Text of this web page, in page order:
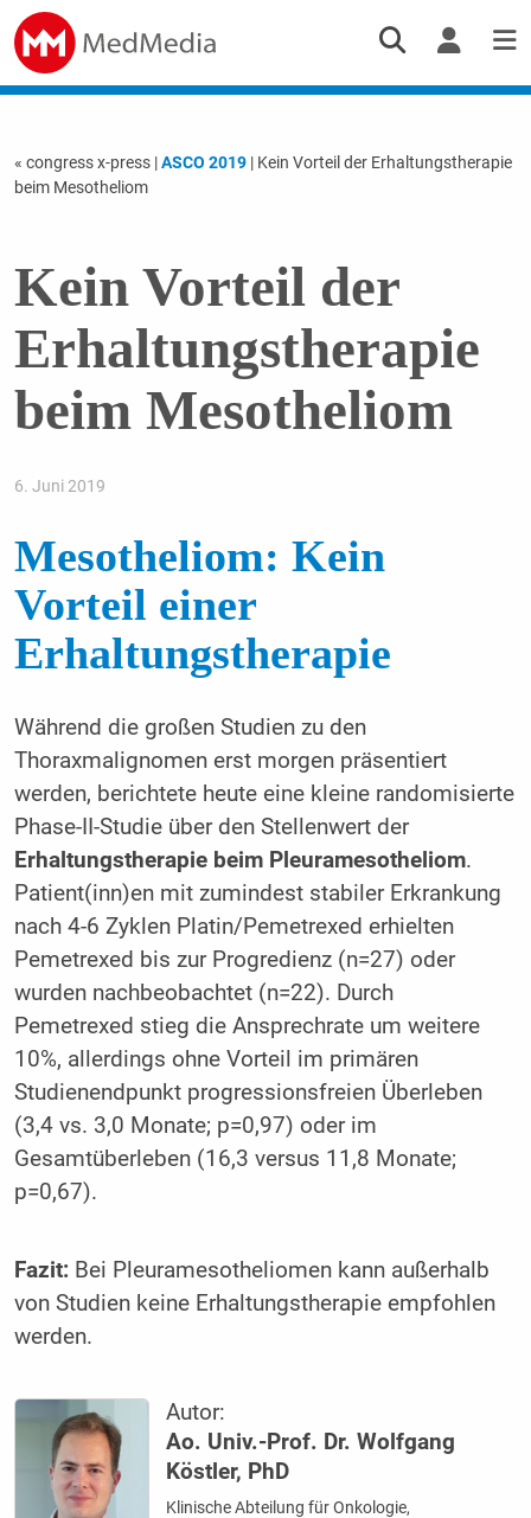
« congress x-press |ASCO 2019| Kein Vorteil der Erhaltungstherapie
beim Mesotheliom
Kein Vorteil der
Erhaltungstherapie
beim Mesotheliom
6. Juni 2019
Mesotheliom: Kein
Vorteil einer
Erhaltungstherapie
Während die großen Studien zu den
Thoraxmalignomen erst morgen präsentiert
werden, berichtete heute eine kleine randomisierte
Phase-II-Studie über den Stellenwert der
Erhaltungstherapie beim Pleuramesotheliom.
Patient(inn)en mit zumindest stabiler Erkrankung
nach 4-6 Zyklen Platin/Pemetrexed erhielten
Pemetrexed bis zur Progredienz (n=27) oder
wurden nachbeobachtet (n=22). Durch
Pemetrexed stieg die Ansprechrate um weitere
10%, allerdings ohne Vorteil im primären
Studienendpunkt progressionsfreien Überleben
(3,4 vs. 3,0 Monate; p=0,97) oder im
Gesamtüberleben (16,3 versus 11,8 Monate;
p=0,67).
Fazit:Bei Pleuramesotheliomen kann außerhalb
von Studien keine Erhaltungstherapie empfohlen
werden.
Autor:
Ao. Univ.-Prof. Dr. Wolfgang
Köstler, PhD
Klinische Abteilung für Onkologie,